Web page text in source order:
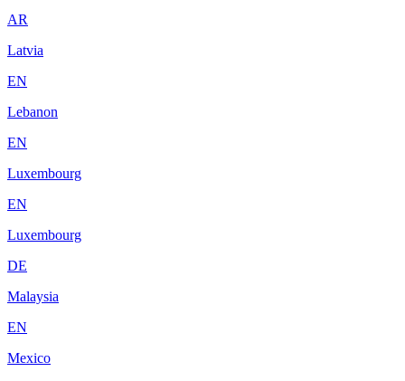
AR
Latvia
EN
Lebanon
EN
Luxembourg
EN
Luxembourg
DE
Malaysia
EN
Mexico